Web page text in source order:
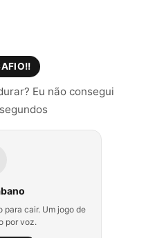
Eu não consegui
para cair. Um jogo de
por voz.